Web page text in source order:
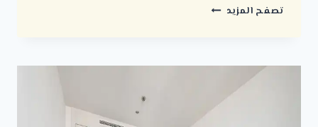
تصفح المزيد طلب
الرياض
مع
خدمة